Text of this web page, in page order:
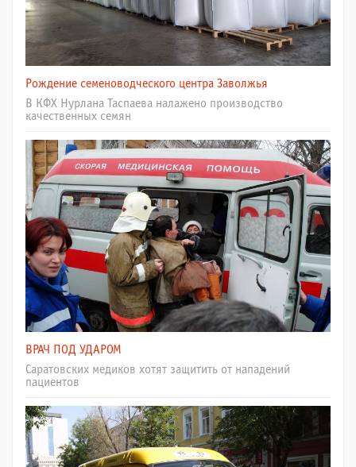
Рождение семеноводческого центра Заволжья
В КФХ Нурлана Таспаева налажено производство
качественных семян
ВРАЧ ПОД УДАРОМ
Саратовских медиков хотят защитить от нападений
пациентов